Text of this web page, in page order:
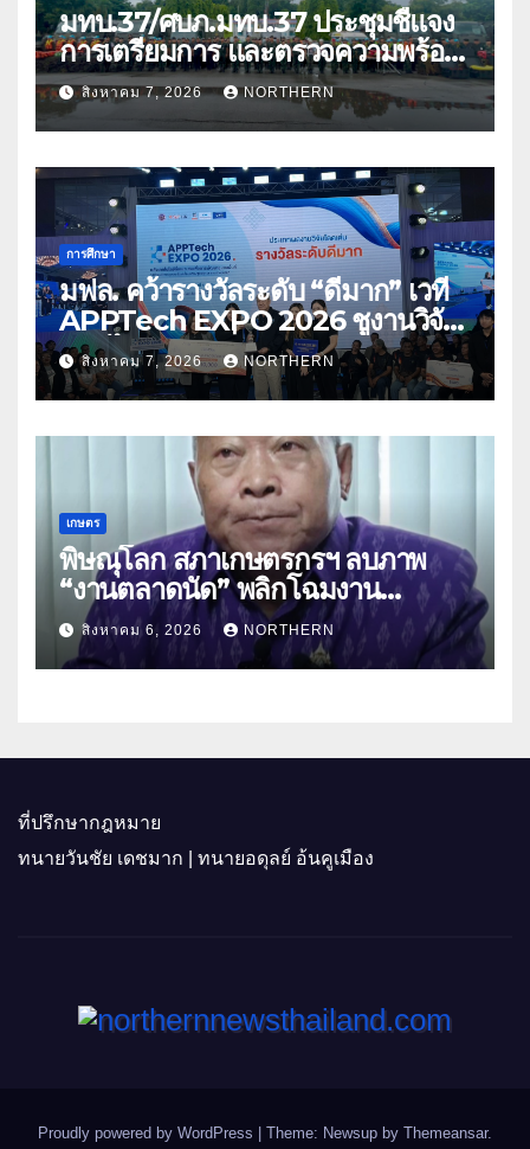
มทบ.37/ศบภ.มทบ.37 ประชุมชี้แจง
การเตรียมการ และตรวจความพร้อม
ด้านการบรรเทาสาธารณภัย
สิงหาคม 7, 2026 NORTHERN
การศึกษา
มฟล. คว้ารางวัลระดับ “ดีมาก” เวที
APPTech EXPO 2026 ชูงานวิจัย
สมุนไพร ขับเคลื่อนนวัตกรรมสู่เชิง
พาณิชย์
สิงหาคม 7, 2026 NORTHERN
เกษตร
พิษณุโลก สภาเกษตรกรฯ ลบภาพ
“งานตลาดนัด” พลิกโฉมงาน
“เกษตรรุ่งเรืองเมืองสองแคว 69” มุ่ง
ประโยชน์เกษตรกร ดึงนวัตกรรม-จับ
คู่ธุรกิจดันสินค้าเกษตรสู่สากล (คลิป)
สิงหาคม 6, 2026 NORTHERN
ที่ปรึกษากฎหมาย
ทนายวันชัย เดชมาก | ทนายอดุลย์ อ้นคูเมือง
Proudly powered by WordPress Theme: Newsup by Themeansar.